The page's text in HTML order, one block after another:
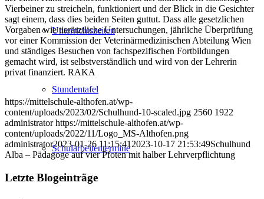
Unterrichtszeiten
Stundentafel
Schularbeitentermine
Vierbeiner zu streicheln, funktioniert und der Blick in die Gesichter
sagt einem, dass dies beiden Seiten guttut. Dass alle gesetzlichen
Vorgaben wie tierärztliche Untersuchungen, jährliche Überprüfung
vor einer Kommission der Veterinärmedizinischen Abteilung Wien
und ständiges Besuchen von fachspezifischen Fortbildungen
gemacht wird, ist selbstverständlich und wird von der Lehrerin
privat finanziert. RAKA
https://mittelschule-althofen.at/wp-
content/uploads/2023/02/Schulhund-10-scaled.jpg 2560 1922
administrator https://mittelschule-althofen.at/wp-
content/uploads/2022/11/Logo_MS-Althofen.png
administrator2023-01-26 11:15:41 2023-10-17 21:53:49Schulhund
Alba – Pädagoge auf vier Pfoten mit halber Lehrverpflichtung
Letzte Blogeinträge